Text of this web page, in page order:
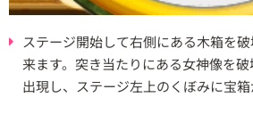
ステージ開始して右側にある木箱を
来ます。突き当たりにある女神像を
出現し、ステージ左上のくぼみに宝箱